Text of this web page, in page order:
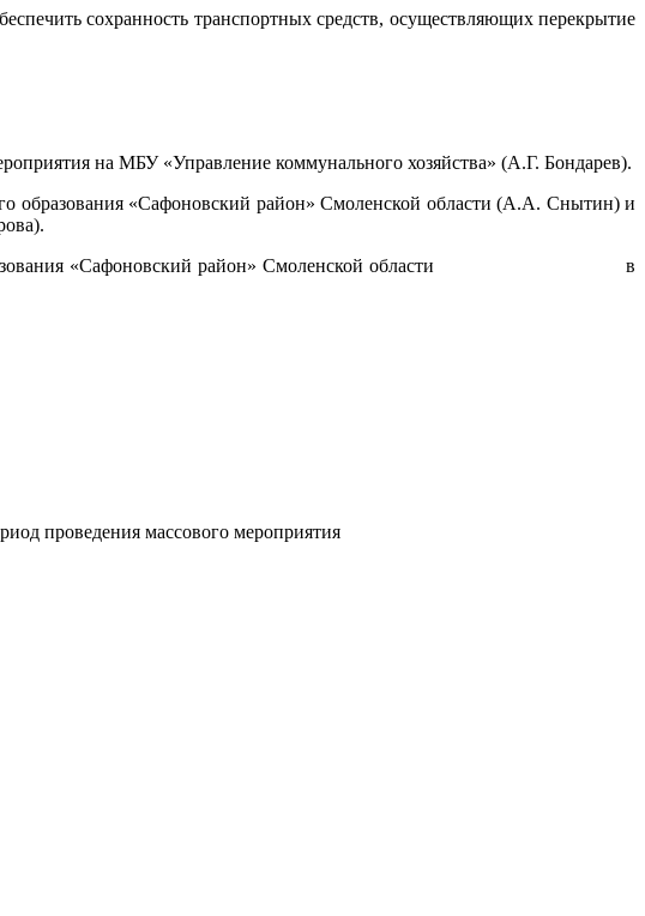
сохранность транспортных средств, осуществляющих перекрытие
на МБУ «Управление коммунального хозяйства» (А.Г. Бондарев).
образования «Сафоновский район» Смоленской области (А.А. Снытин) и
образования «Сафоновский район» Смоленской области в
проведения массового мероприятия